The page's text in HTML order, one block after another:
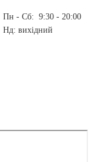
Пн - Сб: 9:30 - 20:00
Нд: вихідний